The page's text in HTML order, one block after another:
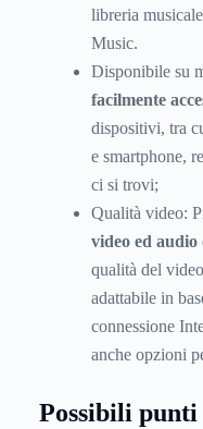
libreria
Music.
Disponibile su
facilmente
dispositivi, tra
e smartphone,
ci si trovi;
Qualità video:
video ed audio
qualità del
adattabile in
connessione
anche opzioni
Possibili